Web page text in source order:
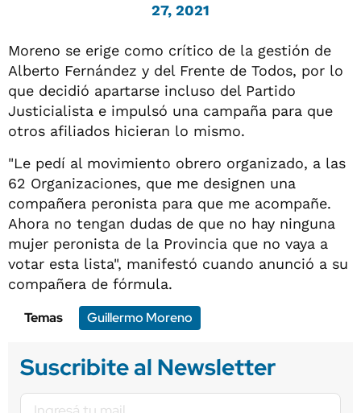
27, 2021
Moreno se erige como crítico de la gestión de
Alberto Fernández y del Frente de Todos, por lo
que decidió apartarse incluso del Partido
Justicialista e impulsó una campaña para que
otros afiliados hicieran lo mismo.
"Le pedí al movimiento obrero organizado, a las
62 Organizaciones, que me designen una
compañera peronista para que me acompañe.
Ahora no tengan dudas de que no hay ninguna
mujer peronista de la Provincia que no vaya a
votar esta lista", manifestó cuando anunció a su
compañera de fórmula.
Temas
Guillermo Moreno
Suscribite al Newsletter